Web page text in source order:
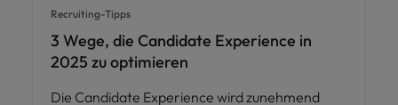
Recruiting-Tipps
3 Wege, die Candidate Experience in
2025 zu optimieren
Die Candidate Experience wird zunehmend